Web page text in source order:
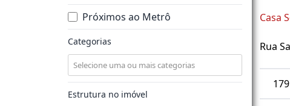
Próximos ao Metrô
Categorias
Estrutura no imóvel
Casa
Rua
179